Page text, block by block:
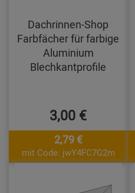
Dachrinnen-Shop
Farbfächer für farbige
Aluminium
Blechkantprofile
3,00 €
2,79 €
mit Code: jwY4FC7G2m